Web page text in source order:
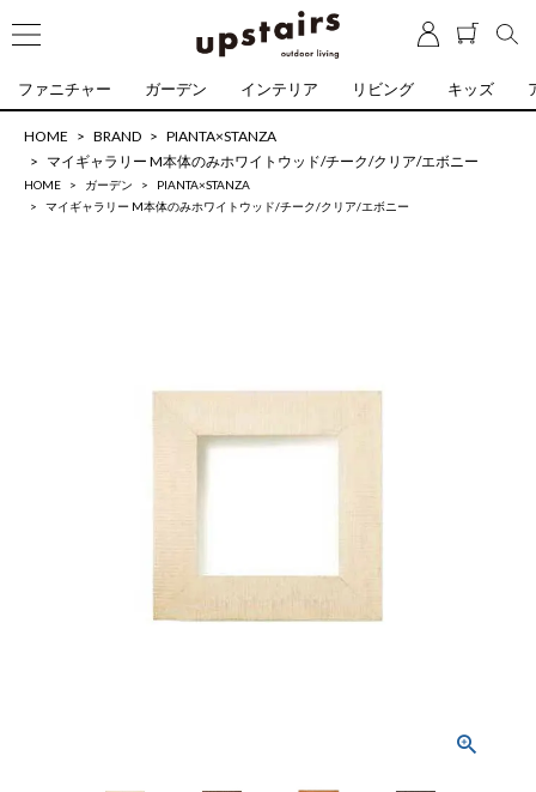
ファニチャー ガーデン インテリア リビング キッズ
HOME BRAND
PIANTA×STANZA
マイギャラリー M本体のみホワイトウッド/チーク/クリア/エボニー
HOME ガーデン
PIANTA×STANZA
マイギャラリー M本体のみホワイトウッド/チーク/クリア/エボニー